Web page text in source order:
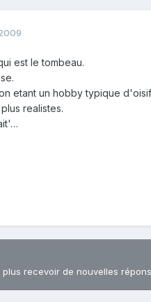
est le tombeau.
etant un hobby typique
realistes.
recevoir de nouvelles